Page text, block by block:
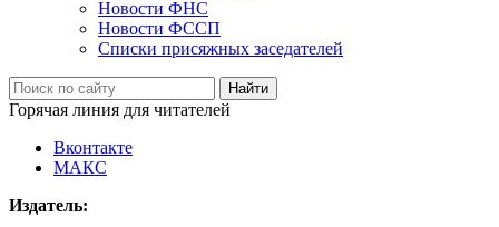
Новости ФНС
Новости ФССП
Списки присяжных заседателей
Горячая линия для читателей
Вконтакте
МАКС
Издатель: